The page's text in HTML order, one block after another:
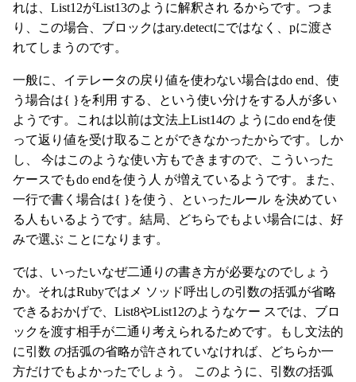
れは、List12がList13のように解釈され るからです。つま
り、この場合、ブロックはary.detectにではなく、pに渡さ
れてしまうのです。
一般に、イテレータの戻り値を使わない場合はdo end、使
う場合は{ }を利用 する、という使い分けをする人が多い
ようです。これは以前は文法上List14の ようにdo endを使
って返り値を受け取ることができなかったからです。しか
し、 今はこのような使い方もできますので、こういった
ケースでもdo endを使う人 が増えているようです。また、
一行で書く場合は{ }を使う、といったルール を決めてい
る人もいるようです。結局、どちらでもよい場合には、好
みで選ぶ ことになります。
では、いったいなぜ二通りの書き方が必要なのでしょう
か。それはRubyではメ ソッド呼出しの引数の括弧が省略
できるおかげで、List8やList12のようなケー スでは、ブロ
ックを渡す相手が二通り考えられるためです。もし文法的
に引数 の括弧の省略が許されていなければ、どちらか一
方だけでもよかったでしょう。 このように、引数の括弧